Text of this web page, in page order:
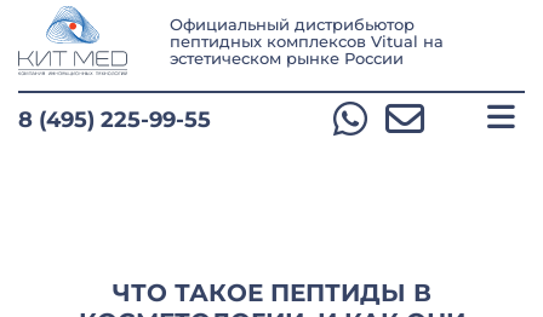
Официальный дистрибьютор
пептидных комплексов Vitual на
эстетическом рынке России
8 (495) 225-99-55
ЧТО ТАКОЕ ПЕПТИДЫ В